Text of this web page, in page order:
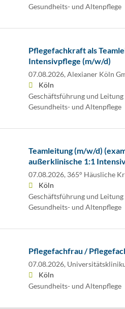
Gesundheits- und Altenpflege
Pflegefachkraft als
Intensivpflege (m/w/d)
07.08.2026, Alexianer Köln
Köln
Geschäftsführung und
Gesundheits- und Altenpflege
Teamleitung (m/w/d)
außerklinische 1:1
07.08.2026, 365° Häusliche
Köln
Geschäftsführung und
Gesundheits- und Altenpflege
Pflegefachfrau /
07.08.2026,
Köln
Gesundheits- und Altenpflege